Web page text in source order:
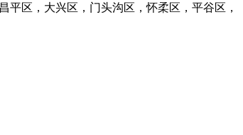
区，大兴区，门头沟区，怀柔区，平谷区，